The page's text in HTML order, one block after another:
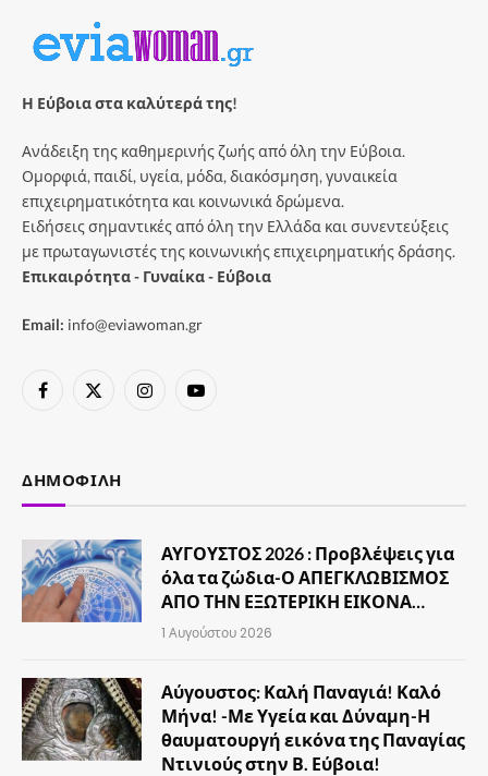
Η Εύβοια στα καλύτερά της!
Ανάδειξη της καθημερινής ζωής από όλη την Εύβοια.
Ομορφιά, παιδί, υγεία, μόδα, διακόσμηση, γυναικεία
επιχειρηματικότητα και κοινωνικά δρώμενα.
Ειδήσεις σημαντικές από όλη την Ελλάδα και συνεντεύξεις
με πρωταγωνιστές της κοινωνικής επιχειρηματικής δράσης.
Επικαιρότητα - Γυναίκα - Εύβοια
Email: info@eviawoman.gr
Facebook
X
InstagramYouTube
ΔΗΜΟΦΙΛΉ
ΑΥΓΟΥΣΤΟΣ 2026 : Προβλέψεις για
όλα τα ζώδια-Ο ΑΠΕΓΚΛΩΒΙΣΜΟΣ
ΑΠΟ ΤΗΝ ΕΞΩΤΕΡΙΚΗ ΕΙΚΟΝΑ…
1 Αυγούστου 2026
Αύγουστος: Καλή Παναγιά! Καλό
Μήνα! -Με Υγεία και Δύναμη-Η
θαυματουργή εικόνα της Παναγίας
Ντινιούς στην Β. Εύβοια!